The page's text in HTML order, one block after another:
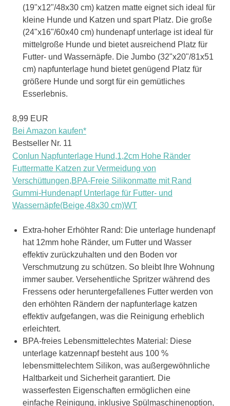
(19"x12"/48x30 cm) katzen matte eignet sich ideal für
kleine Hunde und Katzen und spart Platz. Die große
(24"x16"/60x40 cm) hundenapf unterlage ist ideal für
mittelgroße Hunde und bietet ausreichend Platz für
Futter- und Wassernäpfe. Die Jumbo (32"x20"/81x51
cm) napfunterlage hund bietet genügend Platz für
größere Hunde und sorgt für ein gemütliches
Esserlebnis.
8,99 EUR
Bei Amazon kaufen*
Bestseller Nr. 11
Conlun Napfunterlage Hund,1,2cm Hohe Ränder
Futtermatte Katzen zur Vermeidung von
Verschüttungen,BPA-Freie Silikonmatte mit Rand
Gummi-Hundenapf Unterlage für Futter- und
Wassernäpfe(Beige,48x30 cm)WT
Extra-hoher Erhöhter Rand: Die unterlage hundenapf
hat 12mm hohe Ränder, um Futter und Wasser
effektiv zurückzuhalten und den Boden vor
Verschmutzung zu schützen. So bleibt Ihre Wohnung
immer sauber. Versehentliche Spritzer während des
Fressens oder heruntergefallenes Futter werden von
den erhöhten Rändern der napfunterlage katzen
effektiv aufgefangen, was die Reinigung erheblich
erleichtert.
BPA-freies Lebensmittelechtes Material: Diese
unterlage katzennapf besteht aus 100 %
lebensmittelechtem Silikon, was außergewöhnliche
Haltbarkeit und Sicherheit garantiert. Die
wasserfesten Eigenschaften ermöglichen eine
einfache Reinigung, inklusive Spülmaschinenoption,